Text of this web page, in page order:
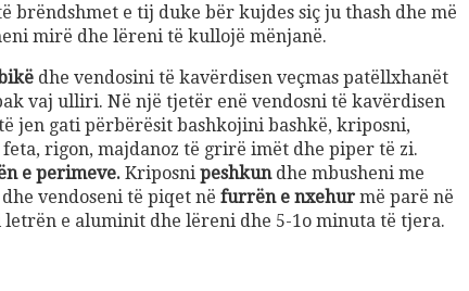
brëndshmet e tij duke bër kujdes siç ju thash dhe më
mirë dhe lëreni të kullojë mënjanë.
dhe vendosini të kavërdisen veçmas patëllxhanët
vaj ulliri. Në një tjetër enë vendosni të kavërdisen
jen gati përbërësit bashkojini bashkë, kriposni,
rigon, majdanoz të grirë imët dhe piper të zi.
e perimeve. Kriposni peshkundhe mbusheni me
vendoseni të piqet në furrën e nxehur më parë në
e aluminit dhe lëreni dhe 5-1o minuta të tjera.